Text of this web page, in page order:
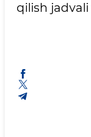
qilish jadvali